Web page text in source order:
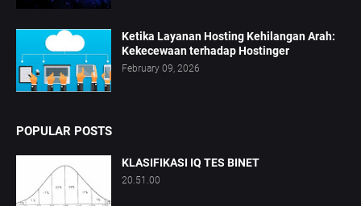
Ketika Layanan Hosting Kehilangan Arah:
Kekecewaan terhadap Hostinger
February 09, 2026
POPULAR POSTS
KLASIFIKASI IQ TES BINET
20.51.00